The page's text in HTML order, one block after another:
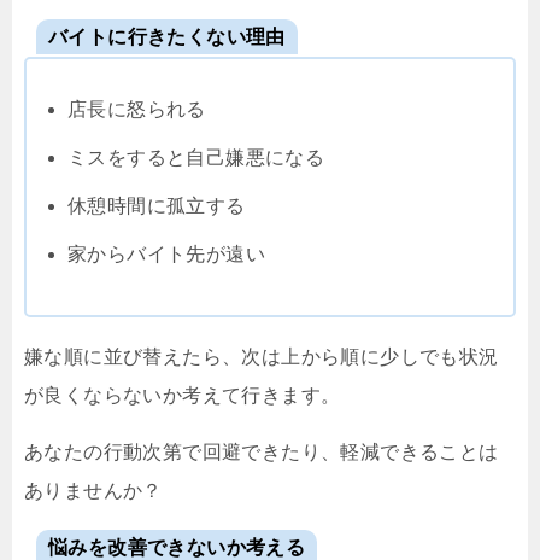
バイトに行きたくない理由
店長に怒られる
ミスをすると自己嫌悪になる
休憩時間に孤立する
家からバイト先が遠い
嫌な順に並び替えたら、次は上から順に少しでも状況
が良くならないか考えて行きます。
あなたの行動次第で回避できたり、軽減できることは
ありませんか？
悩みを改善できないか考える